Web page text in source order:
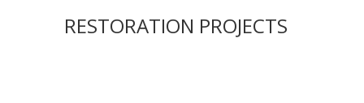
RESTORATION PROJECTS